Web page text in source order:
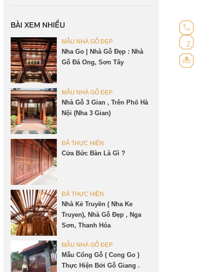
BÀI XEM NHIỀU
MẪU NHÀ GỖ ĐẸP
Nha Go | Nhà Gỗ Đẹp : Nhà
Gỗ Đá Ong, Sơn Tây
MẪU NHÀ GỖ ĐẸP
Nhà Gỗ 3 Gian , Trên Phố Hà
Nội (Nha 3 Gian)
ĐÃ THỰC HIỆN
Cửa Bức Bàn Là Gì ?
ĐÃ THỰC HIỆN
Nhà Kẻ Truyền ( Nha Ke
Truyen), Nhà Gỗ Đẹp , Nga
Sơn, Thanh Hóa
MẪU NHÀ GỖ ĐẸP
Mẫu Cổng Gỗ ( Cong Go )
Thực Hiện Bởi Gỗ Giang .
Z